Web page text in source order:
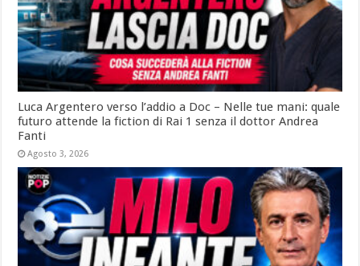
Luca Argentero verso l’addio a Doc – Nelle tue mani: quale
futuro attende la fiction di Rai 1 senza il dottor Andrea
Fanti
Agosto 3, 2026